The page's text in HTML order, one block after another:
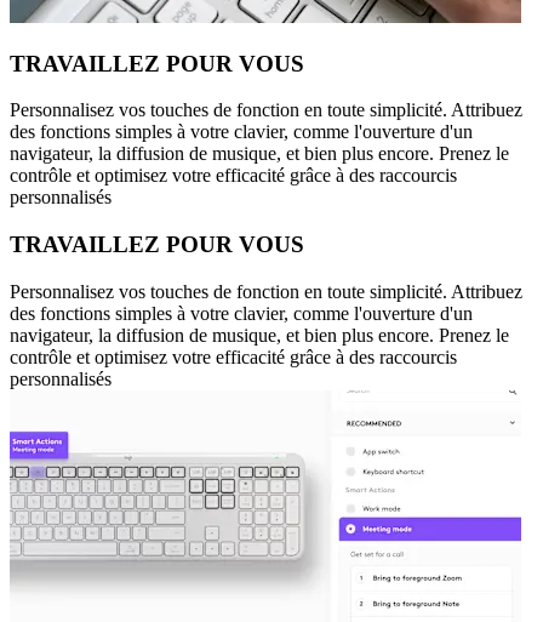
TRAVAILLEZ POUR VOUS
Personnalisez vos touches de fonction en toute simplicité. Attribuez
des fonctions simples à votre clavier, comme l'ouverture d'un
navigateur, la diffusion de musique, et bien plus encore. Prenez le
contrôle et optimisez votre efficacité grâce à des raccourcis
personnalisés
TRAVAILLEZ POUR VOUS
Personnalisez vos touches de fonction en toute simplicité. Attribuez
des fonctions simples à votre clavier, comme l'ouverture d'un
navigateur, la diffusion de musique, et bien plus encore. Prenez le
contrôle et optimisez votre efficacité grâce à des raccourcis
personnalisés